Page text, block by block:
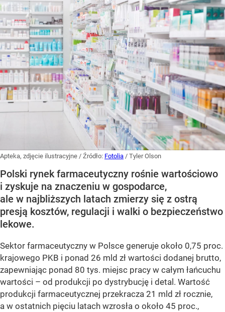
Apteka, zdjęcie ilustracyjne / Źródło: Fotolia / Tyler Olson
Polski rynek farmaceutyczny rośnie wartościowo
i zyskuje na znaczeniu w gospodarce,
ale w najbliższych latach zmierzy się z ostrą
presją kosztów, regulacji i walki o bezpieczeństwo
lekowe.
Sektor farmaceutyczny w Polsce generuje około 0,75 proc.
krajowego PKB i ponad 26 mld zł wartości dodanej brutto,
zapewniając ponad 80 tys. miejsc pracy w całym łańcuchu
wartości – od produkcji po dystrybucję i detal. Wartość
produkcji farmaceutycznej przekracza 21 mld zł rocznie,
a w ostatnich pięciu latach wzrosła o około 45 proc.,